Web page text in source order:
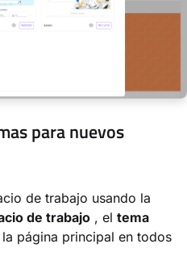
para nuevos
de trabajo usando la
de trabajo , el tema
página principal en todos